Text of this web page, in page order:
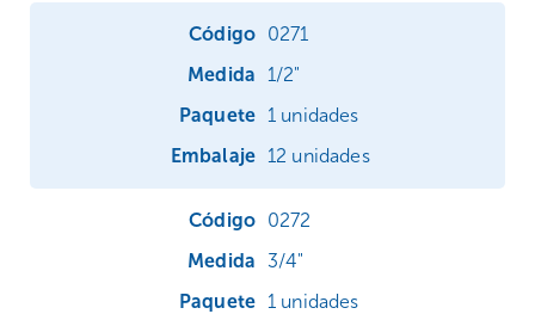
0271
1/2"
1 unidades
12 unidades
0272
3/4"
1 unidades